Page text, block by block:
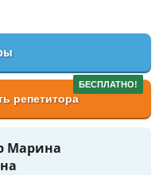
БЕСПЛАТНО!
репетитора
Марина